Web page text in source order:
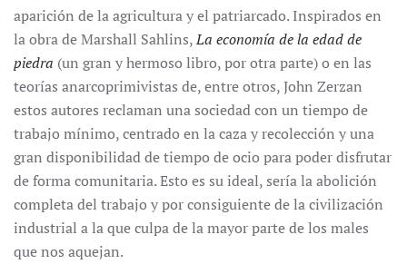
aparición de la agricultura y el patriarcado. Inspirados en
la obra de Marshall Sahlins,La economía de la edad de
piedra (un gran y hermoso libro, por otra parte) o en las
teorías anarcoprimivistas de, entre otros, John Zerzan
estos autores reclaman una sociedad con un tiempo de
trabajo mínimo, centrado en la caza y recolección y una
gran disponibilidad de tiempo de ocio para poder disfrutar
de forma comunitaria. Esto es su ideal, sería la abolición
completa del trabajo y por consiguiente de la civilización
industrial a la que culpa de la mayor parte de los males
que nos aquejan.